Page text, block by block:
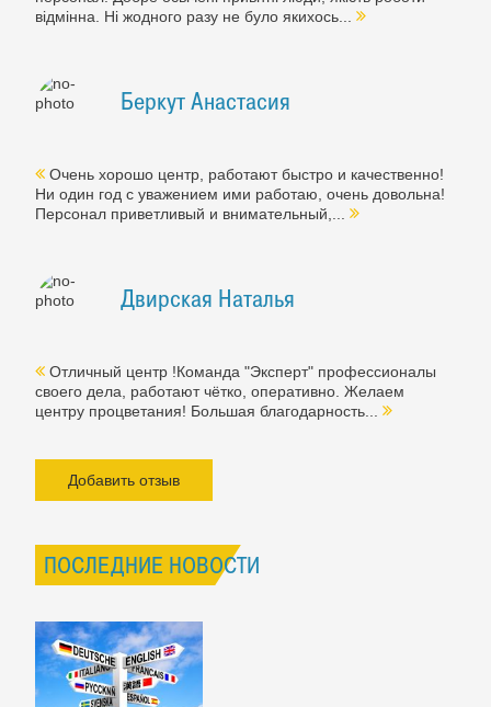
відмінна. Ні жодного разу не було якихось...
Беркут Анастасия
Очень хорошо центр, работают быстро и качественно!
Ни один год с уважением ими работаю, очень довольна!
Персонал приветливый и внимательный,...
Двирская Наталья
Отличный центр !Команда "Эксперт" профессионалы
своего дела, работают чётко, оперативно. Желаем
центру процветания! Большая благодарность...
Добавить отзыв
ПОСЛЕДНИЕ НОВОСТИ